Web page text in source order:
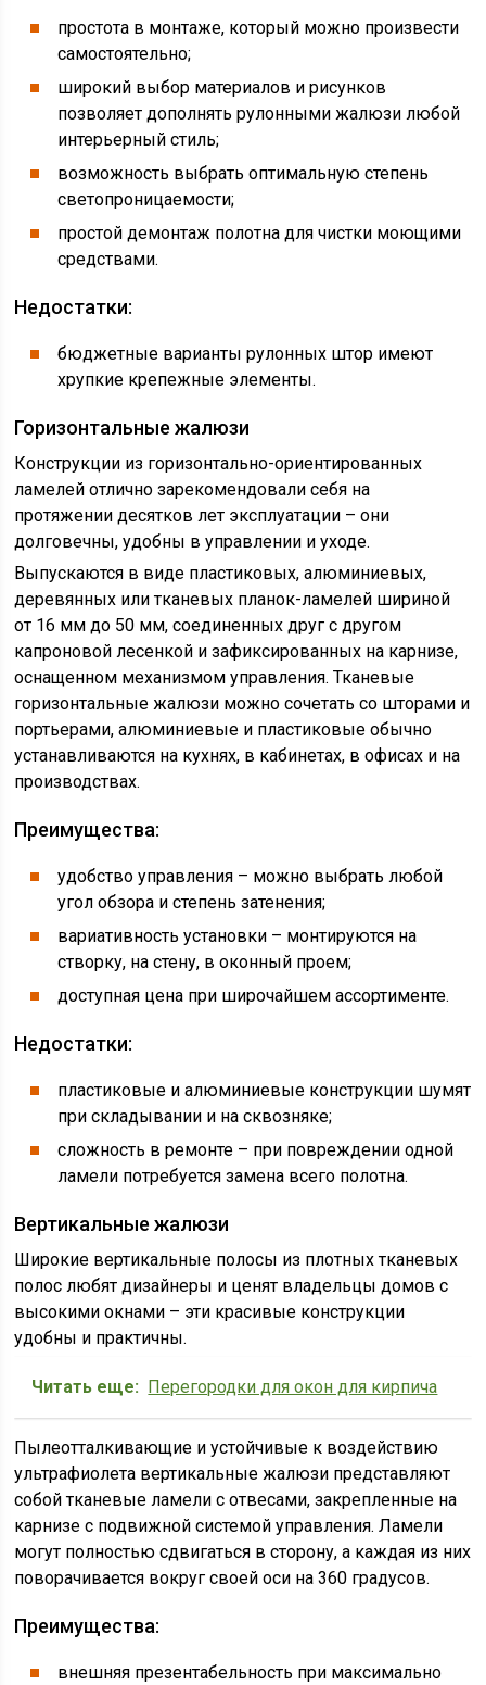
простота в монтаже, который можно произвести
самостоятельно;
широкий выбор материалов и рисунков
позволяет дополнять рулонными жалюзи любой
интерьерный стиль;
возможность выбрать оптимальную степень
светопроницаемости;
простой демонтаж полотна для чистки моющими
средствами.
Недостатки:
бюджетные варианты рулонных штор имеют
хрупкие крепежные элементы.
Горизонтальные жалюзи
Конструкции из горизонтально-ориентированных
ламелей отлично зарекомендовали себя на
протяжении десятков лет эксплуатации – они
долговечны, удобны в управлении и уходе.
Выпускаются в виде пластиковых, алюминиевых,
деревянных или тканевых планок-ламелей шириной
от 16 мм до 50 мм, соединенных друг с другом
капроновой лесенкой и зафиксированных на карнизе,
оснащенном механизмом управления. Тканевые
горизонтальные жалюзи можно сочетать со шторами и
портьерами, алюминиевые и пластиковые обычно
устанавливаются на кухнях, в кабинетах, в офисах и на
производствах.
Преимущества:
удобство управления – можно выбрать любой
угол обзора и степень затенения;
вариативность установки – монтируются на
створку, на стену, в оконный проем;
доступная цена при широчайшем ассортименте.
Недостатки:
пластиковые и алюминиевые конструкции шумят
при складывании и на сквозняке;
сложность в ремонте – при повреждении одной
ламели потребуется замена всего полотна.
Вертикальные жалюзи
Широкие вертикальные полосы из плотных тканевых
полос любят дизайнеры и ценят владельцы домов с
высокими окнами – эти красивые конструкции
удобны и практичны.
Читать еще: Перегородки для окон для кирпича
Пылеотталкивающие и устойчивые к воздействию
ультрафиолета вертикальные жалюзи представляют
собой тканевые ламели с отвесами, закрепленные на
карнизе с подвижной системой управления. Ламели
могут полностью сдвигаться в сторону, а каждая из них
поворачивается вокруг своей оси на 360 градусов.
Преимущества:
внешняя презентабельность при максимально